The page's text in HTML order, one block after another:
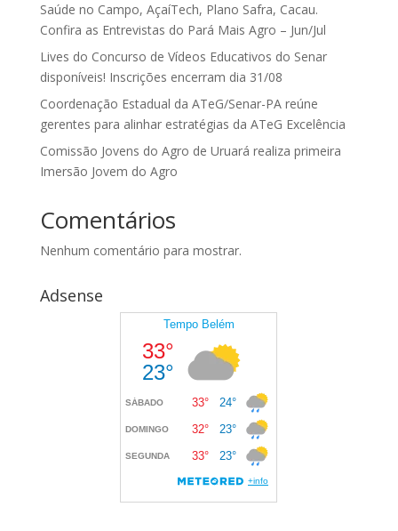
Saúde no Campo, AçaíTech, Plano Safra, Cacau.
Confira as Entrevistas do Pará Mais Agro – Jun/Jul
Lives do Concurso de Vídeos Educativos do Senar
disponíveis! Inscrições encerram dia 31/08
Coordenação Estadual da ATeG/Senar-PA reúne
gerentes para alinhar estratégias da ATeG Excelência
Comissão Jovens do Agro de Uruará realiza primeira
Imersão Jovem do Agro
Comentários
Nenhum comentário para mostrar.
Adsense